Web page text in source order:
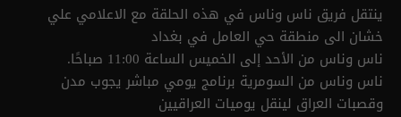
ينتقل فريق ناس وناس في هذه الحلقة مع الاعلامي علي
خشان الى منطقة حي العامل في بغداد
ناس وناس من الأحد إلى الخميس الساعة 11:00 صباحًا.
ناس وناس من السومرية برنامج يومي مباشر يجوب مدن
وقصبات العراق لينقل يوميات العراقيين